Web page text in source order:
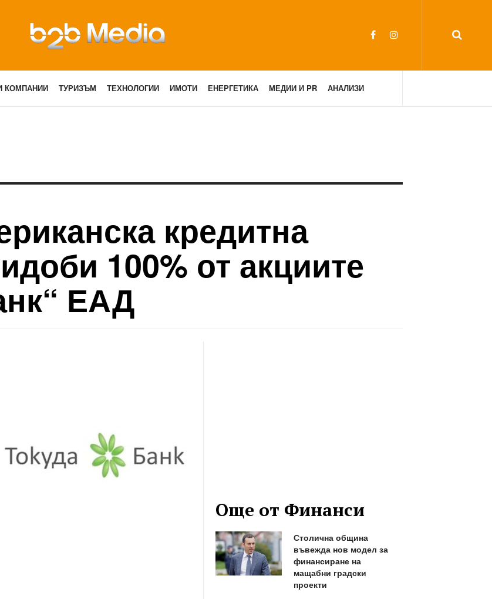
КОМПАНИИ ТУРИЗЪМ ТЕХНОЛОГИИ ИМОТИ ЕНЕРГЕТИКА МЕДИИ И PR АНАЛИЗИ
кредитна
100% от акциите
ЕАД
Още от Финанси
Столична община
въвежда нов модел за
финансиране на
мащабни градски
проекти